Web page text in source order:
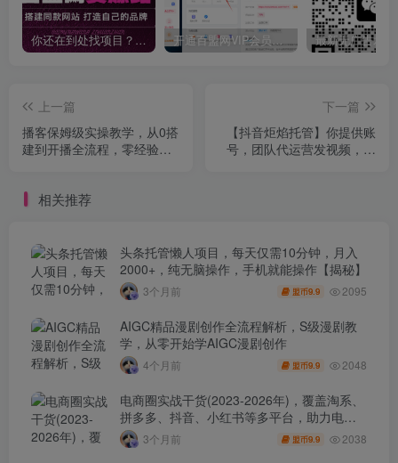
你还在到处找项目？还在当韭菜？我靠卖项目一个月收入5万+，曾经我也是个失败者。 开通百盟网VIP会员，尊享全站资源免费下载，享70%的推广提成！！【限时五折优惠】
上一篇
播客保姆级实操教学，从0搭
建到开播全流程，零经验也
下一篇
【抖音炬焰托管】你提供账
号，团队代运营发视频，单
相关推荐
头条托管懒人项目，每天仅需10分钟，月入
2000+，纯无脑操作，手机就能操作【揭秘】
3个月前 盟币9.9 2095
AIGC精品漫剧创作全流程解析，S级漫剧教
学，从零开始学AIGC漫剧创作
4个月前 盟币9.9 2048
电商圈实战干货(2023-2026年)，覆盖淘系、
拼多多、抖音、小红书等多平台，助力电商
人避开坑、提效率、稳盈利(更新4月)
3个月前 盟币9.9 2038